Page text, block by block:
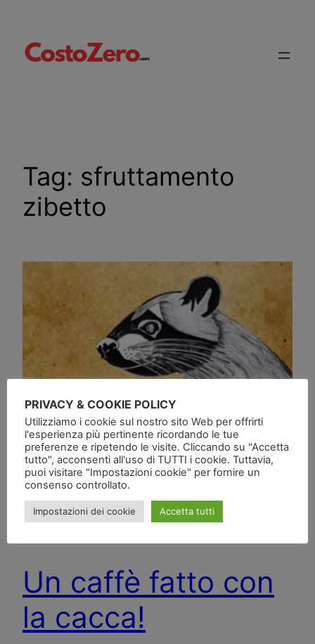
contenuto
Tag: sfruttamento
zibetto
Un caffè fatto con
la cacca!
PRIVACY & COOKIE POLICY
Utilizziamo i cookie sul nostro sito Web per offrirti
l'esperienza più pertinente ricordando le tue
preferenze e ripetendo le visite. Cliccando su "Accetta
tutto", acconsenti all'uso di TUTTI i cookie. Tuttavia,
puoi visitare "Impostazioni cookie" per fornire un
consenso controllato.
Impostazioni dei cookie Accetta tutti